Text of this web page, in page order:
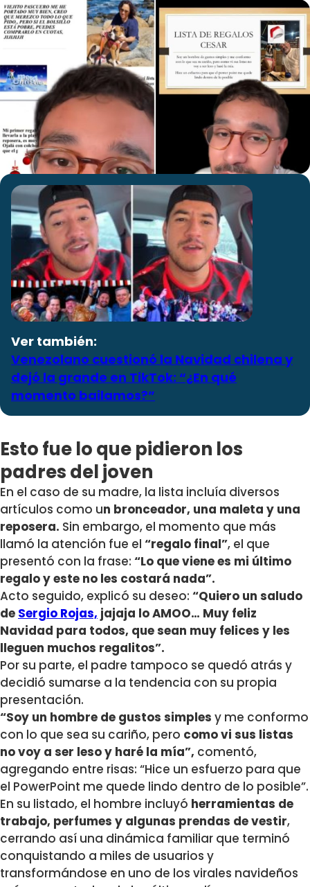
Ver también:
Venezolano cuestionó la Navidad chilena y
dejó la grande en TikTok: “¿En qué
momento bailamos?”
Esto fue lo que pidieron los
padres del joven
En el caso de su madre, la lista incluía diversos
artículos como un bronceador, una maleta y una
reposera. Sin embargo, el momento que más
llamó la atención fue el “regalo final”, el que
presentó con la frase: “Lo que viene es mi último
regalo y este no les costará nada”.
Acto seguido, explicó su deseo: “Quiero un saludo
de Sergio Rojas, jajaja lo AMOO… Muy feliz
Navidad para todos, que sean muy felices y les
lleguen muchos regalitos”.
Por su parte, el padre tampoco se quedó atrás y
decidió sumarse a la tendencia con su propia
presentación.
“Soy un hombre de gustos simples y me conformo
con lo que sea su cariño, pero como vi sus listas
no voy a ser leso y haré la mía”, comentó,
agregando entre risas: “Hice un esfuerzo para que
el PowerPoint me quede lindo dentro de lo posible”.
En su listado, el hombre incluyó herramientas de
trabajo, perfumes y algunas prendas de vestir,
cerrando así una dinámica familiar que terminó
conquistando a miles de usuarios y
transformándose en uno de los virales navideños